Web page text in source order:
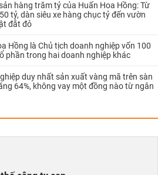
hàng trăm tỷ của Huấn Hoa Hồng: Từ
tỷ, dàn siêu xe hàng chục tỷ đến vườn
đắt đỏ
Hồng là Chủ tịch doanh nghiệp vốn 100
phần trong hai doanh nghiệp khác
duy nhất sản xuất vàng mã trên sàn
64%, không vay một đồng nào từ ngân